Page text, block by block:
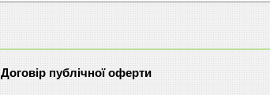
Договір публічної оферти